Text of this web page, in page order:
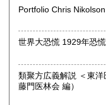
お気軽にお電話やメー
買取専用LINE
取り扱い分野
総記、哲学宗教、歴史
語国文、外国文学、古
Portfolio Chris Nikolson
類聚方広義解説 ＜東洋医学選
藤門医林会 編）